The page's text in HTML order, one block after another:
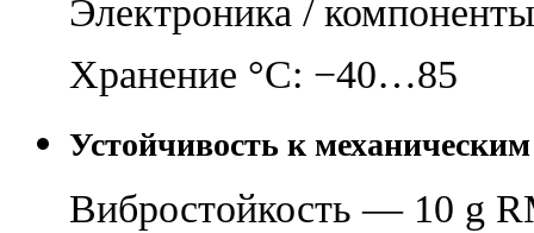
Электроника /
Хранение °C: −40…85
Устойчивость к
Вибростойкость — 10 g